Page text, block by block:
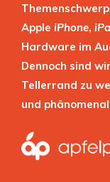
Apple iPhone,
Hardware im
Dennoch sind
Tellerrand zu
und